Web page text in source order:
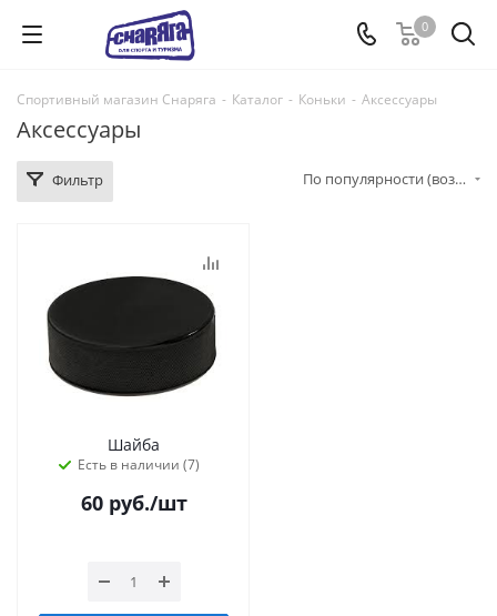
0
Спортивный магазин Снаряга - Каталог - Коньки - Аксессуары
Аксессуары
Фильтр По популярности (возрастание)
Шайба
Есть в наличии (7)
60руб./шт